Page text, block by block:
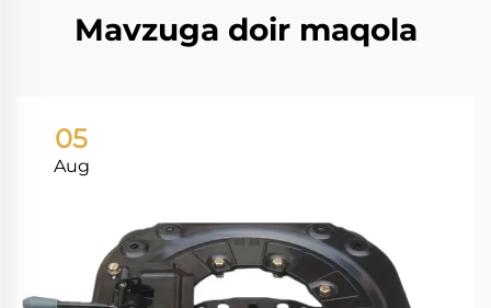
Mavzuga doir maqola
05
Aug